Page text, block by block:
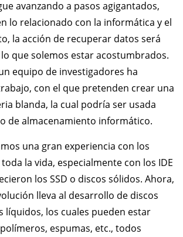
avanzando a pasos agigantados,
lo relacionado con la informática y el
la acción de recuperar datos será
que solemos estar acostumbrados.
equipo de investigadores ha
con el que pretenden crear una
blanda, la cual podría ser usada
de almacenamiento informático.
una gran experiencia con los
la vida, especialmente con los IDE
los SSD o discos sólidos. Ahora,
lleva al desarrollo de discos
líquidos, los cuales pueden estar
espumas, etc., todos